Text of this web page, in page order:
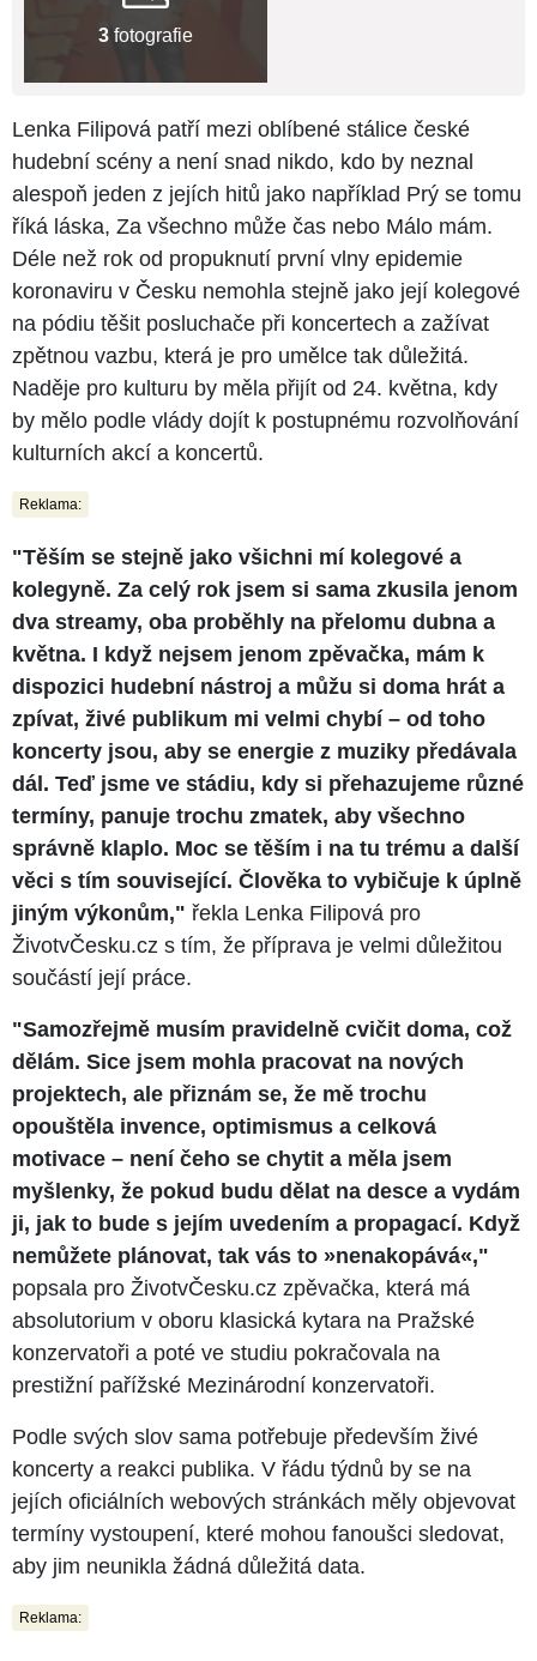
3 fotografie
Lenka Filipová patří mezi oblíbené stálice české
hudební scény a není snad nikdo, kdo by neznal
alespoň jeden z jejích hitů jako například Prý se tomu
říká láska, Za všechno může čas nebo Málo mám.
Déle než rok od propuknutí první vlny epidemie
koronaviru v Česku nemohla stejně jako její kolegové
na pódiu těšit posluchače při koncertech a zažívat
zpětnou vazbu, která je pro umělce tak důležitá.
Naděje pro kulturu by měla přijít od 24. května, kdy
by mělo podle vlády dojít k postupnému rozvolňování
kulturních akcí a koncertů.
Reklama:
"Těším se stejně jako všichni mí kolegové a
kolegyně. Za celý rok jsem si sama zkusila jenom
dva streamy, oba proběhly na přelomu dubna a
května. I když nejsem jenom zpěvačka, mám k
dispozici hudební nástroj a můžu si doma hrát a
zpívat, živé publikum mi velmi chybí – od toho
koncerty jsou, aby se energie z muziky předávala
dál. Teď jsme ve stádiu, kdy si přehazujeme různé
termíny, panuje trochu zmatek, aby všechno
správně klaplo. Moc se těším i na tu trému a další
věci s tím související. Člověka to vybičuje k úplně
jiným výkonům," řekla Lenka Filipová pro
ŽivotvČesku.cz s tím, že příprava je velmi důležitou
součástí její práce.
"Samozřejmě musím pravidelně cvičit doma, což
dělám. Sice jsem mohla pracovat na nových
projektech, ale přiznám se, že mě trochu
opouštěla invence, optimismus a celková
motivace – není čeho se chytit a měla jsem
myšlenky, že pokud budu dělat na desce a vydám
ji, jak to bude s jejím uvedením a propagací. Když
nemůžete plánovat, tak vás to »nenakopává«,"
popsala pro ŽivotvČesku.cz zpěvačka, která má
absolutorium v oboru klasická kytara na Pražské
konzervatoři a poté ve studiu pokračovala na
prestižní pařížské Mezinárodní konzervatoři.
Podle svých slov sama potřebuje především živé
koncerty a reakci publika. V řádu týdnů by se na
jejích oficiálních webových stránkách měly objevovat
termíny vystoupení, které mohou fanoušci sledovat,
aby jim neunikla žádná důležitá data.
Reklama: